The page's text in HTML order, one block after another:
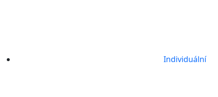
Individuální